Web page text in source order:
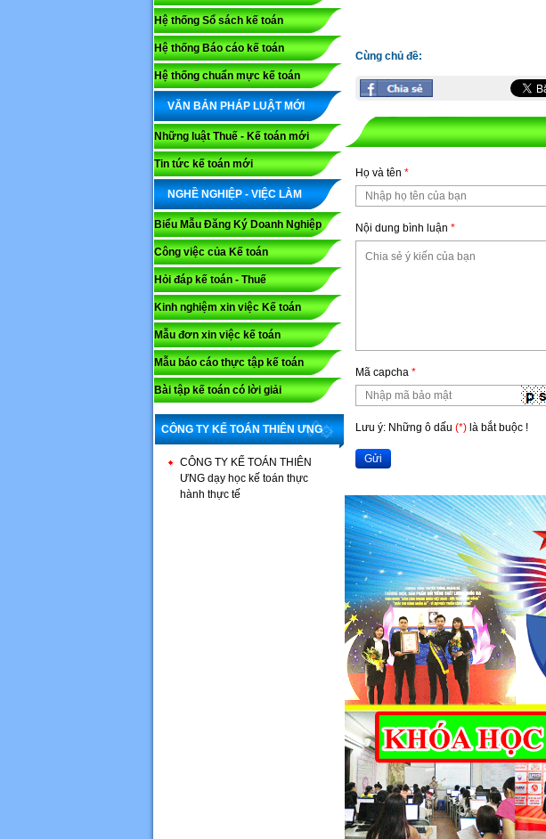
Hệ thống Sổ sách kế toán
Hệ thống Báo cáo kế toán
Hệ thống chuẩn mực kế toán
VĂN BẢN PHÁP LUẬT MỚI
Những luật Thuế - Kế toán mới
Tin tức kế toán mới
NGHỀ NGHIỆP - VIỆC LÀM
Biểu Mẫu Đăng Ký Doanh Nghiệp
Công việc của Kế toán
Hỏi đáp kế toán - Thuế
Kinh nghiệm xin việc Kế toán
Mẫu đơn xin việc kế toán
Mẫu báo cáo thực tập kế toán
Bài tập kế toán có lời giải
CÔNG TY KẾ TOÁN THIÊN ƯNG
CÔNG TY KẾ TOÁN THIÊN
ƯNG dạy học kế toán thực
hành thực tế
Cùng chủ đề:
Họ và tên *
Nội dung bình luận *
Mã capcha *
Lưu ý: Những ô dấu (*) là bắt buộc !
Gửi